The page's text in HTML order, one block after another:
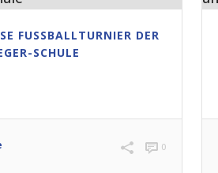
FUSSBALLTURNIER DER MA
SCHULE
0